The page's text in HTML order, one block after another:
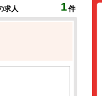
求人 1 件